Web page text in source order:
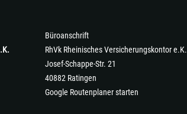
Büroanschrift
RhVk Rheinisches Versicherungskontor e.K.
Josef-Schappe-Str. 21
40882 Ratingen
Google Routenplaner starten